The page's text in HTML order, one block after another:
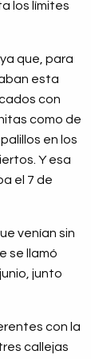
los límites
que, para
esta
con
como de
en los
Y esa
el 7 de
venían sin
se llamó
junto
con la
callejas